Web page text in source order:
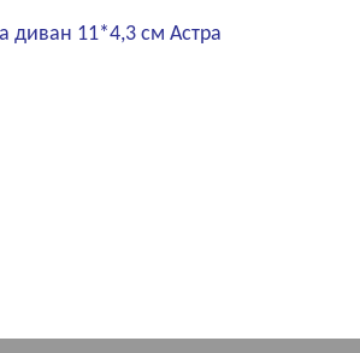
диван 11*4,3 см Астра